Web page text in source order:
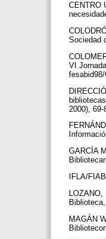
CENTRO
Sociedad
VI
2000), 69-
GARCÍA
IFLA/
MAGÁN